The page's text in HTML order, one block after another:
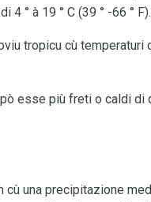
4 ° à 19 ° C (39 ° -66 ° F).
tropicu cù temperaturi
esse più freti o caldi
una precipitazione